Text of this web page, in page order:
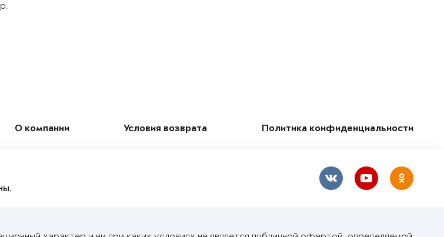
О компании Условия возврата Политика конфиденциальности